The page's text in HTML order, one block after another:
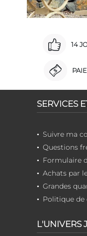
14
SERVICES
Suivre ma
Questions
Formulaire
Achats par
Grandes
Politique
L'UNIVERS